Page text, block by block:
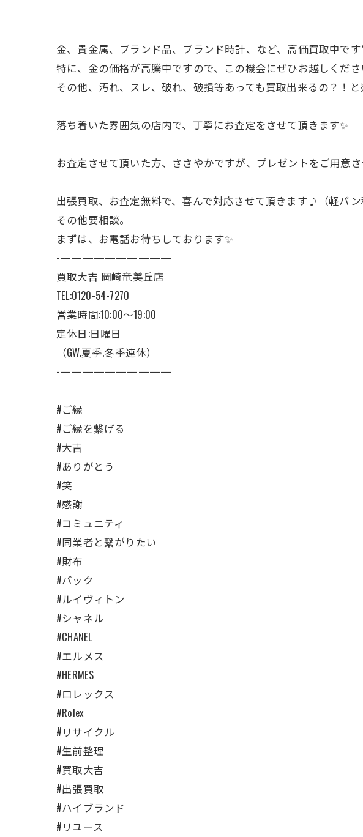
金、貴金属、ブランド品、ブランド時計、など、高価買取中です
特に、金の価格が高騰中ですので、この機会にぜひお越しくださ
その他、汚れ、スレ、破れ、破損等あっても買取出来るの？！
落ち着いた雰囲気の店内で、丁寧にお査定をさせて頂きます✨
お査定させて頂いた方、ささやかですが、プレゼントをご用意
出張買取、お査定無料で、喜んで対応させて頂きます♪（軽バン
その他要相談。
まずは、お電話お待ちしております✨
-——————————
買取大吉 岡崎竜美丘店
TEL:0120-54-7270
営業時間:10:00〜19:00
定休日:日曜日
（GW.夏季.冬季連休）
-——————————
#ご縁
#ご縁を繋げる
#大吉
#ありがとう
#笑
#感謝
#コミュニティ
#同業者と繋がりたい
#財布
#バック
#ルイヴィトン
#シャネル
#CHANEL
#エルメス
#HERMES
#ロレックス
#Rolex
#リサイクル
#生前整理
#買取大吉
#出張買取
#ハイブランド
#リユース